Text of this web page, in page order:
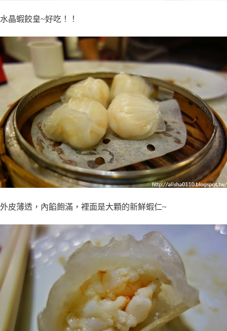
水晶蝦餃皇~好吃！！
外皮薄透，內餡飽滿，裡面是大顆的新鮮蝦仁~